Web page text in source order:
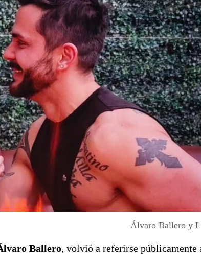
Álvaro Ballero y
Ballero, volvió a referirse públicamente